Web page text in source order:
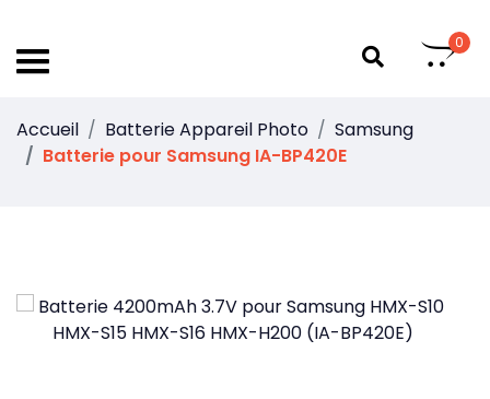
0
Accueil Batterie Appareil Photo
Samsung
Batterie pour Samsung IA-BP420E